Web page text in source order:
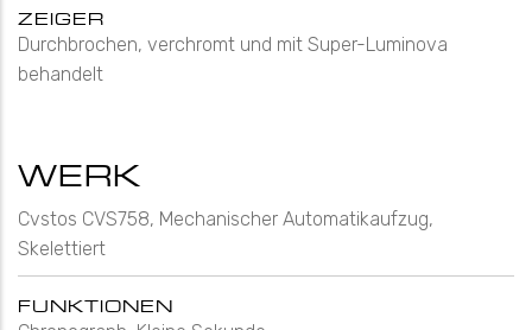
ZEIGER
Durchbrochen, verchromt und mit Super-Luminova
behandelt
WERK
Cvstos CVS758, Mechanischer Automatikaufzug,
Skelettiert
FUNKTIONEN